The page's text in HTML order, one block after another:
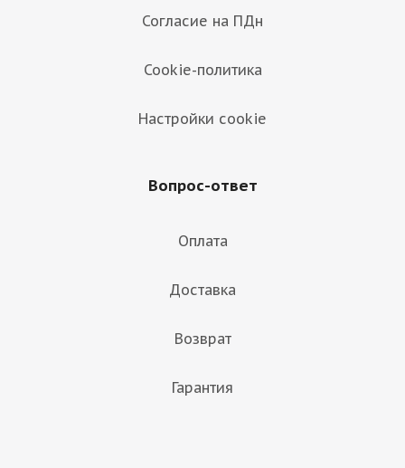
Согласие на ПДн
Cookie-политика
Настройки cookie
Вопрос-ответ
Оплата
Доставка
Возврат
Гарантия